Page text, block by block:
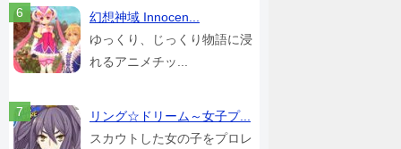
幻想神域 Innocen...
ゆっくり、じっくり物語に浸
れるアニメチッ...
リング☆ドリーム～女子プ...
スカウトした女の子をプロレ